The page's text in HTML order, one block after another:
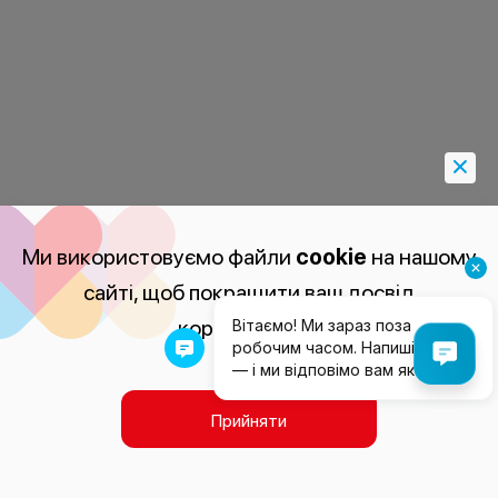
Ми використовуємо файли cookie на нашому
сайті, щоб покращити ваш досвід
користування.
Прийняти